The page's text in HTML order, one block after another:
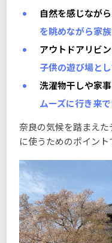
自然を感じなが
を眺めながら家族
アウトドアリビ
子供の遊び場とし
洗濯物干しや家
ムーズに行き来
奈良の気候を踏まえ
に使うためのポイント